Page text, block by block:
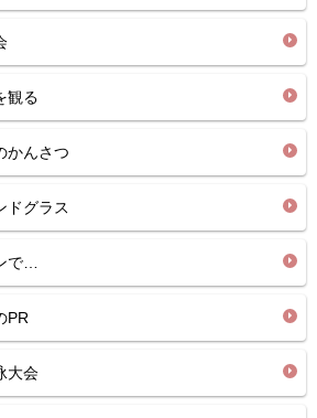
観る
んさつ
グラス
で…
PR
大会